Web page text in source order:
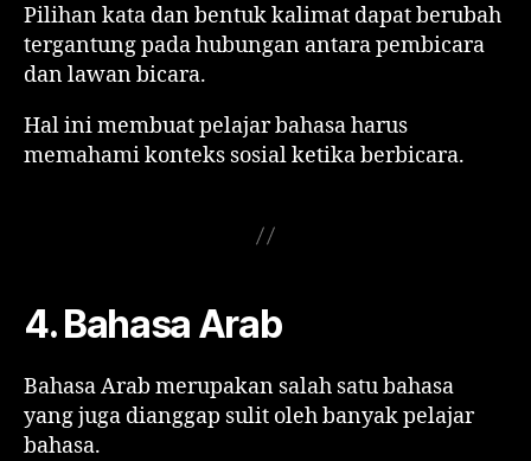
Pilihan kata dan bentuk kalimat dapat berubah
tergantung pada hubungan antara pembicara
dan lawan bicara.
Hal ini membuat pelajar bahasa harus
memahami konteks sosial ketika berbicara.
4. Bahasa Arab
Bahasa Arab merupakan salah satu bahasa
yang juga dianggap sulit oleh banyak pelajar
bahasa.